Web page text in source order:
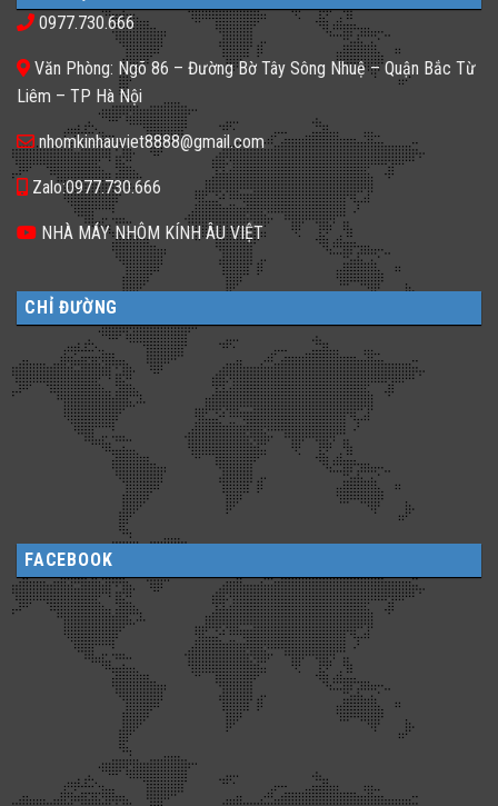
sáng
tối
𝐒𝐚̣𝐧
𝐍𝐞̂𝐧
𝐂𝐡𝐨̣𝐧
𝐆𝐚̣𝐜𝐡
𝐊𝐢́𝐧𝐡
𝐓𝐫𝐨𝐧𝐠
𝐓𝐡𝐢𝐞̂́𝐭
𝐊𝐞̂́?
kính
màu
đa
dạng
cho
không
gian
sống
0977.730.666
Văn Phòng: Ngõ 86 – Đường Bờ Tây Sông Nhuệ – Quận Bắc Từ
Liêm – TP Hà Nội
nhomkinhauviet8888@gmail.com
Zalo:0977.730.666
NHÀ MÁY NHÔM KÍNH ÂU VIỆT
CHỈ ĐƯỜNG
FACEBOOK